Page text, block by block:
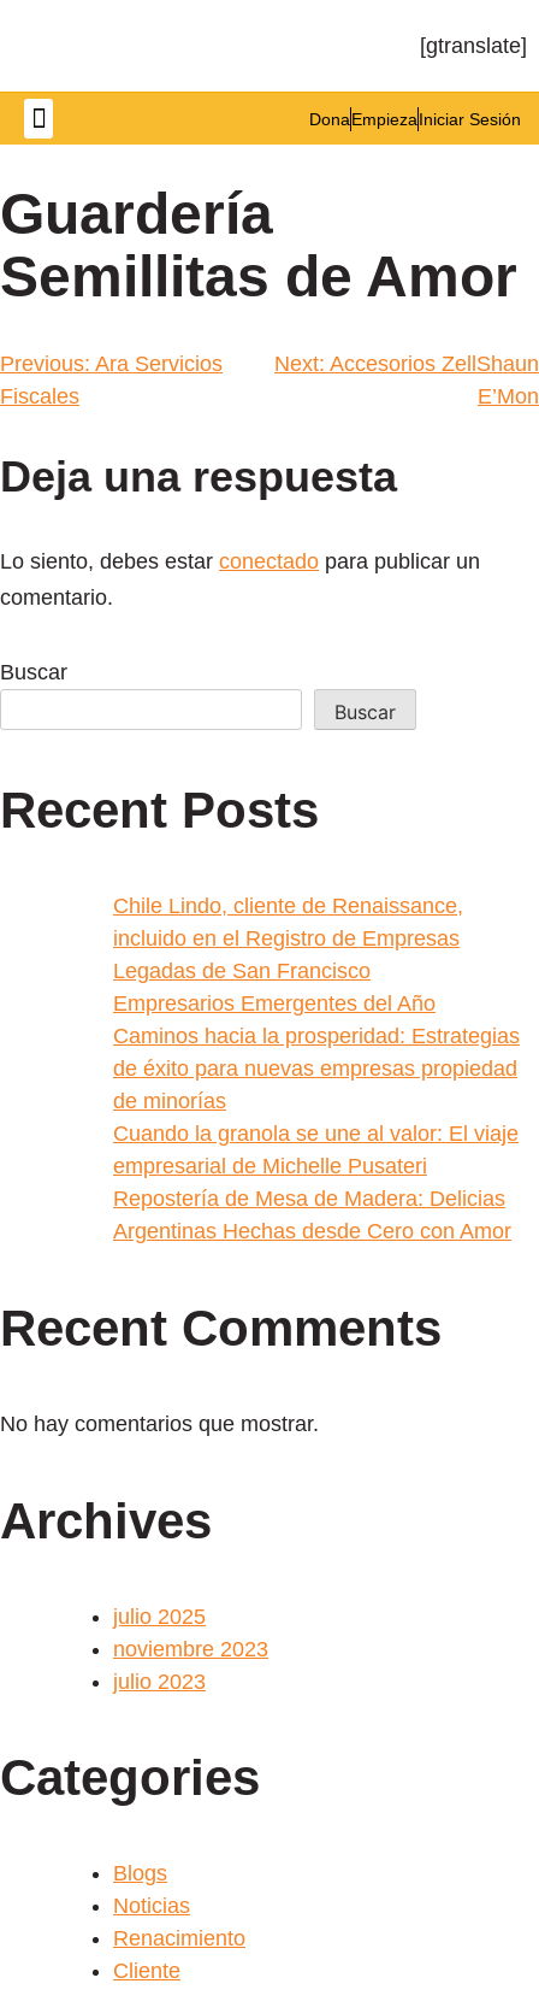
[gtranslate]
DonaEmpiezaIniciar Sesión
Guardería
Semillitas de Amor
Previous: Ara Servicios
Fiscales
Next: Accesorios ZellShaun
E’Mon
Deja una respuesta
Lo siento, debes estar conectado para publicar un
comentario.
Buscar
Buscar
Recent Posts
Chile Lindo, cliente de Renaissance,
incluido en el Registro de Empresas
Legadas de San Francisco
Empresarios Emergentes del Año
Caminos hacia la prosperidad: Estrategias
de éxito para nuevas empresas propiedad
de minorías
Cuando la granola se une al valor: El viaje
empresarial de Michelle Pusateri
Repostería de Mesa de Madera: Delicias
Argentinas Hechas desde Cero con Amor
Recent Comments
No hay comentarios que mostrar.
Archives
julio 2025
noviembre 2023
julio 2023
Categories
Blogs
Noticias
Renacimiento
Cliente